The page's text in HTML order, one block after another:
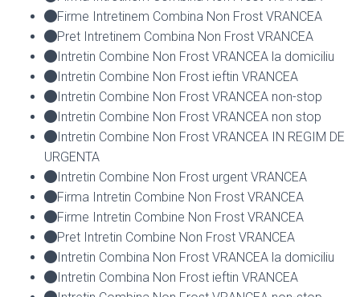
Firme Intretinem Combina Non Frost VRANCEA
Pret Intretinem Combina Non Frost VRANCEA
Intretin Combine Non Frost VRANCEA la domiciliu
Intretin Combine Non Frost ieftin VRANCEA
Intretin Combine Non Frost VRANCEA non-stop
Intretin Combine Non Frost VRANCEA non stop
Intretin Combine Non Frost VRANCEA IN REGIM DE
URGENTA
Intretin Combine Non Frost urgent VRANCEA
Firma Intretin Combine Non Frost VRANCEA
Firme Intretin Combine Non Frost VRANCEA
Pret Intretin Combine Non Frost VRANCEA
Intretin Combina Non Frost VRANCEA la domiciliu
Intretin Combina Non Frost ieftin VRANCEA